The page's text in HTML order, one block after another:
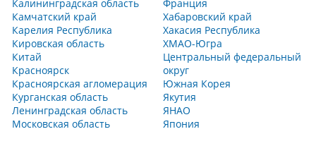
Калининградская область
Камчатский край
Карелия Республика
Кировская область
Китай
Красноярск
Красноярская агломерация
Курганская область
Ленинградская область
Московская область
Франция
Хабаровский край
Хакасия Республика
ХМАО-Югра
Центральный федеральный
округ
Южная Корея
Якутия
ЯНАО
Япония